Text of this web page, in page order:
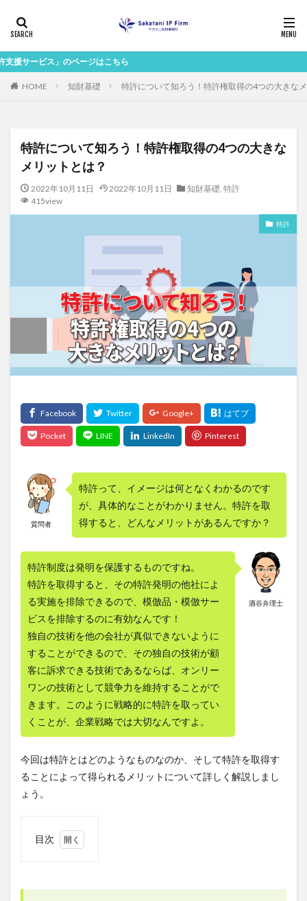
ページはこちら
HOME 知財基礎 特許について知ろう！特許権取得の4つの大きな
特許について知ろう！特許権取得の4つの大きな
メリットとは？
2022年10月11日 2022年10月11日 知財基礎, 特許
415view
特許
質問者
特許って、イメージは何となくわかるのです
が、具体的なことがわかりません。特許を取
得すると、どんなメリットがあるんですか？
酒谷弁理士
特許制度は発明を保護するものですね。
特許を取得すると、その特許発明の他社によ
る実施を排除できるので、模倣品・模倣サー
ビスを排除するのに有効なんです！
独自の技術を他の会社が真似できないように
することができるので、その独自の技術が顧
客に訴求できる技術であるならば、オンリー
ワンの技術として競争力を維持することがで
きます。このように戦略的に特許を取ってい
くことが、企業戦略では大切なんですよ。
今回は特許とはどのようなものなのか、そして特許を取得す
ることによって得られるメリットについて詳しく解説しまし
ょう。
目次